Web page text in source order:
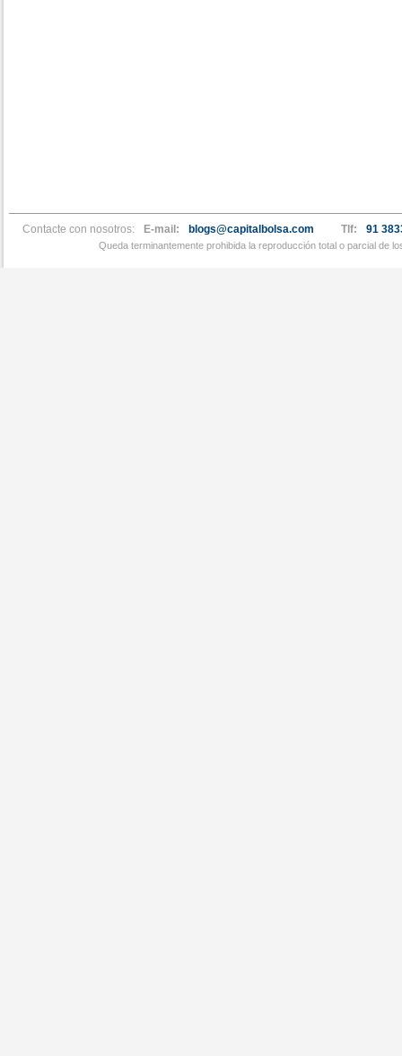
Contacte con nosotros: E-mail: blogs@capitalbolsa.com Tlf: 91
Queda terminantemente prohibida la reproducción total o parcial de